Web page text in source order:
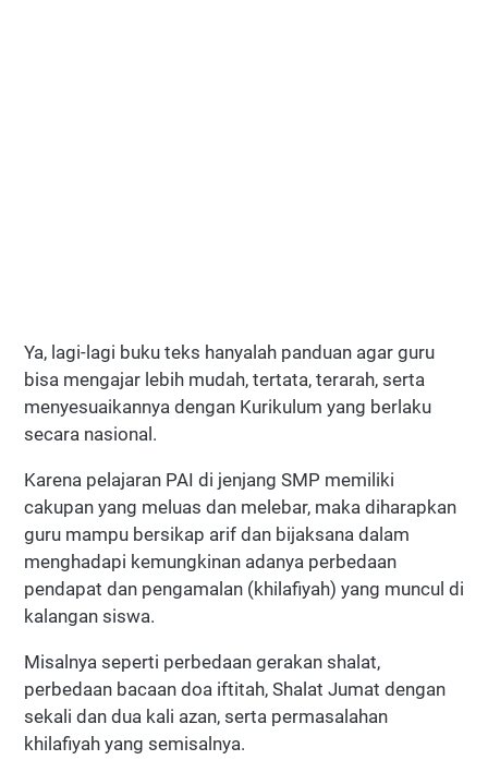
Ya, lagi-lagi buku teks hanyalah panduan agar guru
bisa mengajar lebih mudah, tertata, terarah, serta
menyesuaikannya dengan Kurikulum yang berlaku
secara nasional.
Karena pelajaran PAI di jenjang SMP memiliki
cakupan yang meluas dan melebar, maka diharapkan
guru mampu bersikap arif dan bijaksana dalam
menghadapi kemungkinan adanya perbedaan
pendapat dan pengamalan (khilafiyah) yang muncul di
kalangan siswa.
Misalnya seperti perbedaan gerakan shalat,
perbedaan bacaan doa iftitah, Shalat Jumat dengan
sekali dan dua kali azan, serta permasalahan
khilafiyah yang semisalnya.